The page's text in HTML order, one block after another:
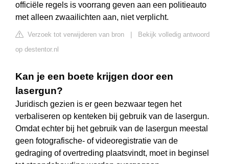
officiële regels is voorrang geven aan een politieauto
met alleen zwaailichten aan, niet verplicht.
Verzoek tot verwijderen van bron
Bekijk volledig antwoord
op destentor.nl
Kan je een boete krijgen door een
lasergun?
Juridisch gezien is er geen bezwaar tegen het
verbaliseren op kenteken bij gebruik van de lasergun.
Omdat echter bij het gebruik van de lasergun meestal
geen fotografische- of videoregistratie van de
gedraging of overtreding plaatsvindt, moet in beginsel